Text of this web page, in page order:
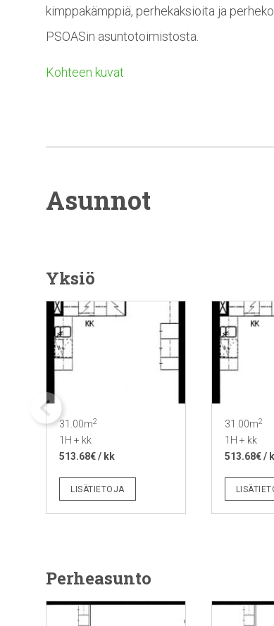
kimppakämppiä, perhekaksioita ja
PSOASin asuntotoimistosta.
Kohteen kuvat
Asunnot
Yksiö
31.00m2
1H + kk
513.68€ / kk
LISÄTIETOJA
31.00m2
1H + kk
513.68€ /
Perheasunto